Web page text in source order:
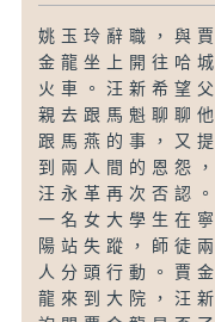
姚玉玲辭職，與賈
金龍坐上開往哈城
火車。汪新希望父
親去跟馬魁聊聊他
跟馬燕的事，又提
到兩人間的恩怨，
汪永革再次否認。
一名女大學生在寧
陽站失蹤，師徒兩
人分頭行動。賈金
龍來到大院，汪新